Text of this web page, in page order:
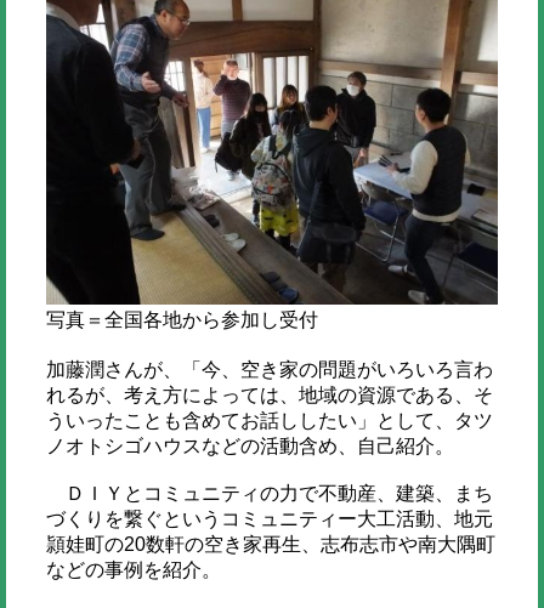
写真＝全国各地から参加し受付
加藤潤さんが、「今、空き家の問題がいろいろ言わ
れるが、考え方によっては、地域の資源である、そ
ういったことも含めてお話ししたい」として、タツ
ノオトシゴハウスなどの活動含め、自己紹介。
ＤＩＹとコミュニティの力で不動産、建築、まち
づくりを繋ぐというコミュニティー大工活動、地元
頴娃町の20数軒の空き家再生、志布志市や南大隅町
などの事例を紹介。